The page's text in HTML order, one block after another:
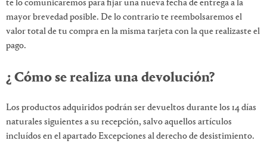
te lo comunicaremos para fijar una nueva fecha de entrega a la
mayor brevedad posible. De lo contrario te reembolsaremos el
valor total de tu compra en la misma tarjeta con la que realizaste el
pago.
¿ Cómo se realiza una devolución?
Los productos adquiridos podrán ser devueltos durante los 14 días
naturales siguientes a su recepción, salvo aquellos artículos
incluídos en el apartado Excepciones al derecho de desistimiento.